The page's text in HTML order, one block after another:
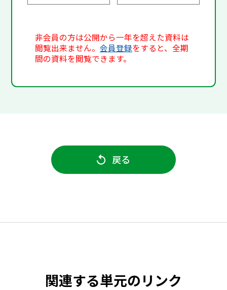
非会員の方は公開から一年を超えた資料は
閲覧出来ません。会員登録をすると、全期
間の資料を閲覧できます。
戻る
関連する単元のリンク